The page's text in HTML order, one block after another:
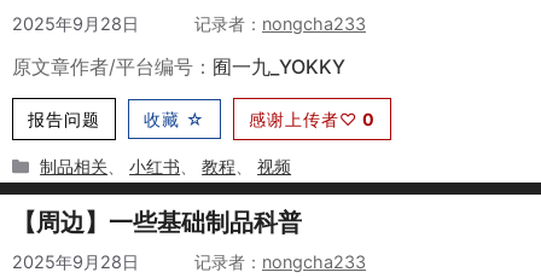
2025年9月28日 nongcha233
原文章作者/平台编号： 囿一九_YOKKY
报告问题 收藏 ☆ 感谢上传者♡ 0
分
类
制品相关 、小红书 、教程 、视频
【周边】一些基础制品科普
2025年9月28日 nongcha233